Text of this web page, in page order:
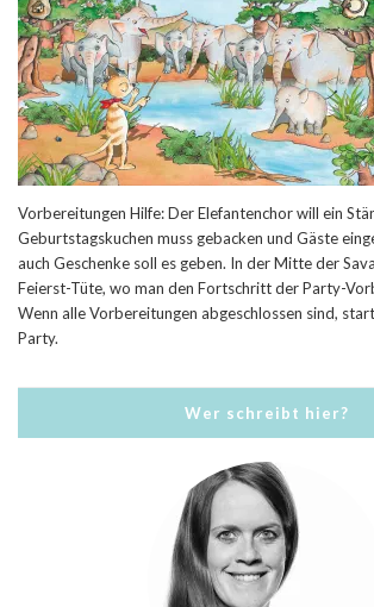
Vorbereitungen Hilfe: Der Elefantenchor will ein
Geburtstagskuchen muss gebacken und Gäste
auch Geschenke soll es geben. In der Mitte der
Feierst-Tüte, wo man den Fortschritt der Party-
Wenn alle Vorbereitungen abgeschlossen sind,
Party.
Wer schreibt hier?